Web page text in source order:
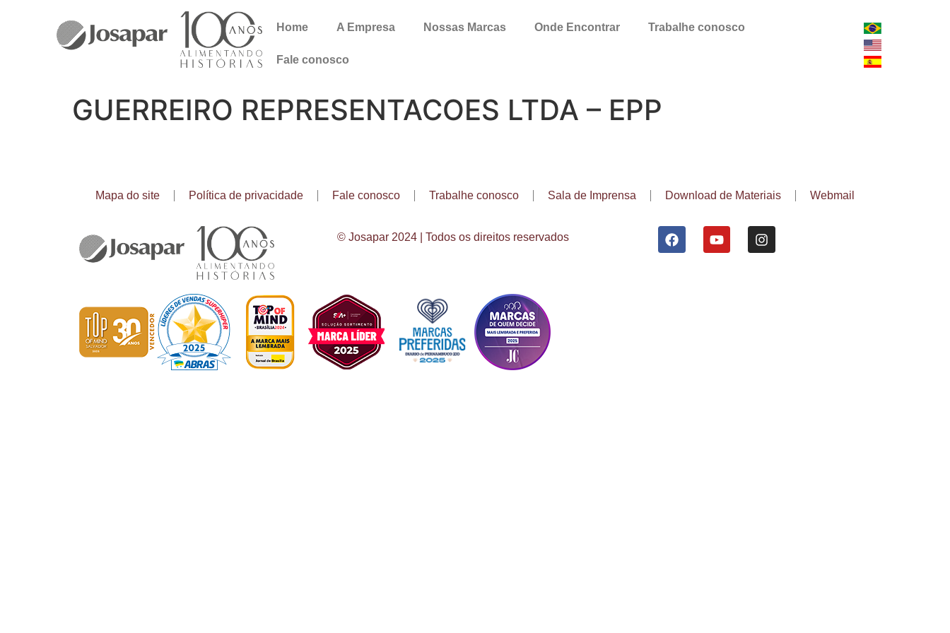
Home A Empresa Nossas Marcas Onde Encontrar Trabalhe conosco
Fale conosco
GUERREIRO REPRESENTACOES LTDA – EPP
Mapa do site Política de privacidade Fale conosco Trabalhe conosco Sala de Imprensa Download de Materiais Webmail
© Josapar 2024 | Todos os direitos reservados